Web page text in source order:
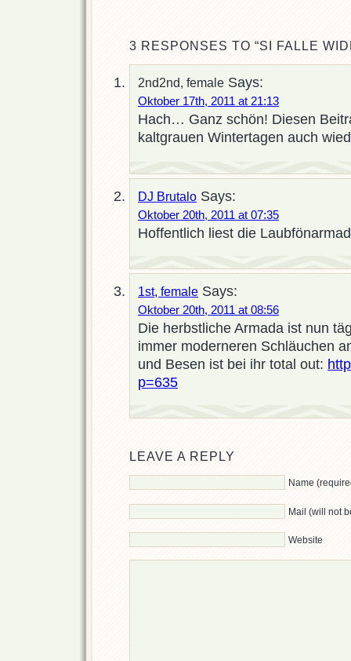
3 RESPONSES TO “SI FALLE
2nd2nd, female Says:
Oktober 17th, 2011 at 21:13
Hach… Ganz schön! Diesen
kaltgrauen Wintertagen auch
DJ Brutalo Says:
Oktober 20th, 2011 at 07:35
Hoffentlich liest die
1st, female Says:
Oktober 20th, 2011 at 08:56
Die herbstliche Armada ist nun
immer moderneren Schläuchen
und Besen ist bei ihr total out:
p=635
LEAVE A REPLY
Name
Mail (will not
Website